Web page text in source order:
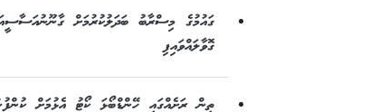
ގައުމުގެ މިސްރާބު ބަދަލުކުރުމަށް
ގޮވާލައްވައިފި
ތިން ރަށެއްގައި ހޭންޑްބޯޅަ ކޯޓު އެޅުމަށް